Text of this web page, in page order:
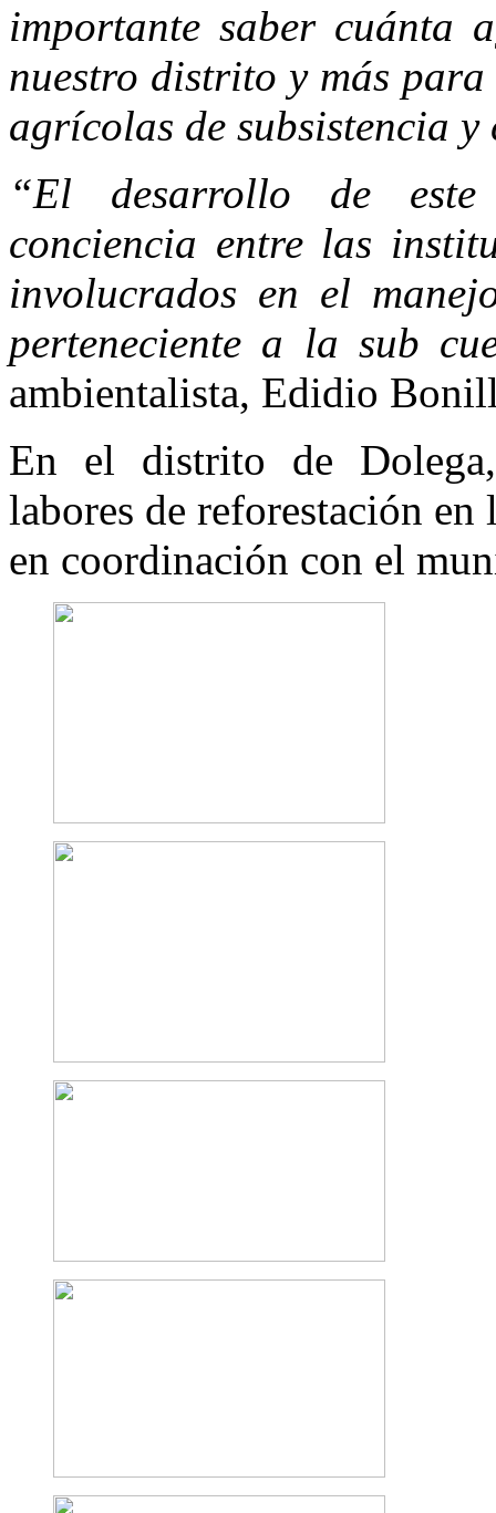
importante saber cuánta
nuestro distrito y más
agrícolas de subsistencia
“El desarrollo de
conciencia entre las
involucrados en el
perteneciente a la sub
ambientalista, Edidio
En el distrito de
labores de reforestación
en coordinación con el